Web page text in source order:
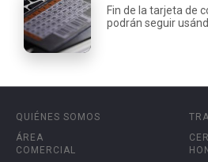
Fin de la tarjeta de
podrán seguir
QUIÉNES SOMOS
ÁREA
COMERCIAL